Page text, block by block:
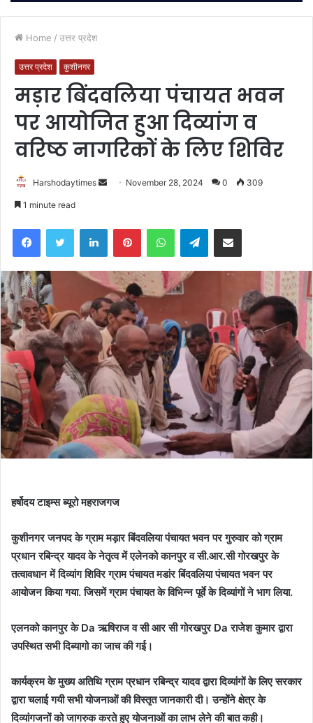
Home / उत्तर प्रदेश
उत्तर प्रदेश कुशीनगर
मड़ार बिंदवलिया पंचायत भवन
पर आयोजित हुआ दिव्यांग व
वरिष्ठ नागरिकों के लिए शिविर
Harshodaytimes
Send November 28, 2024 0 309
1 minute read
FacebookTwitter LinkedInPinterestWhatsAppTelegramShare via Email
हर्षोदय टाइम्स ब्यूरो महराजगज
कुशीनगर जनपद के ग्राम मड़ार बिंदवलिया पंचायत भवन पर गुरुवार को ग्राम
प्रधान रबिन्द्र यादव के नेतृत्व में एलेनको कानपुर व सी.आर.सी गोरखपुर के
तत्वावधान में दिव्यांग शिविर ग्राम पंचायत मडांर बिंदवलिया पंचायत भवन पर
आयोजन किया गया. जिसमें ग्राम पंचायत के विभिन्न पूर्वे के दिव्यांगों ने भाग लिया.
एलनको कानपुर के Da ऋषिराज व सी आर सी गोरखपुर Da राजेश कुमार द्वारा
उपस्थित सभी दिब्यागो का जाच की गई।
कार्यक्रम के मुख्य अतिथि ग्राम प्रधान रबिन्द्र यादव द्वारा दिव्यांगों के लिए सरकार
द्वारा चलाई गयी सभी योजनाओं की विस्तृत जानकारी दी। उन्होंने क्षेत्र के
दिव्यांगजनों को जागरुक करते हुए योजनाओं का लाभ लेने की बात कही।